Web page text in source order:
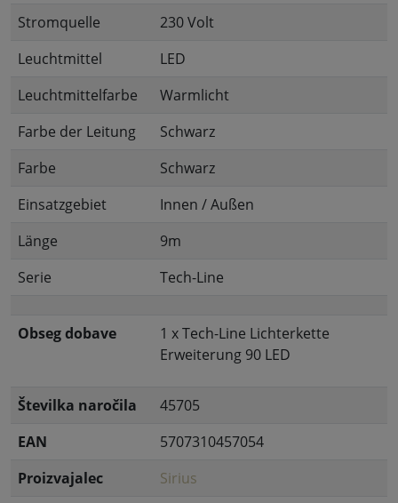
Stromquelle
230 Volt
Leuchtmittel
LED
Leuchtmittelfarbe
Warmlicht
Farbe der Leitung
Schwarz
Farbe
Schwarz
Einsatzgebiet
Innen / Außen
Länge
9m
Serie
Tech-Line
Obseg dobave
1 x Tech-Line Lichterkette
Erweiterung 90 LED
Številka naročila
45705
EAN
5707310457054
Proizvajalec
Sirius